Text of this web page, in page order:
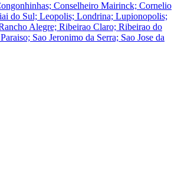
Conselheiro Mairinck; Cornelio
do Sul; Leopolis; Londrina; Lupionopolis;
Alegre; Ribeirao Claro; Ribeirao do
Sao Jeronimo da Serra; Sao Jose da